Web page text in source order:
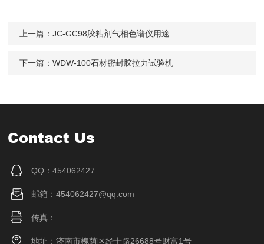
上一篇：JC-GC98胶粘剂气相色谱仪用途
下一篇：WDW-100石材密封胶拉力试验机
Contact Us
QQ：454062427
邮箱：454062427@qq.com
传真：
地址：济南市槐荫区经十路26688号财富1号